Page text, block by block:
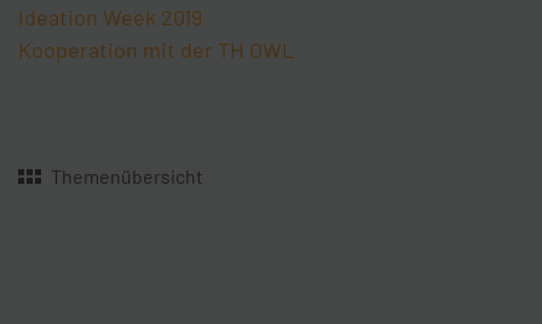
Ideation Week 2019
Kooperation mit der TH OWL
Themenübersicht